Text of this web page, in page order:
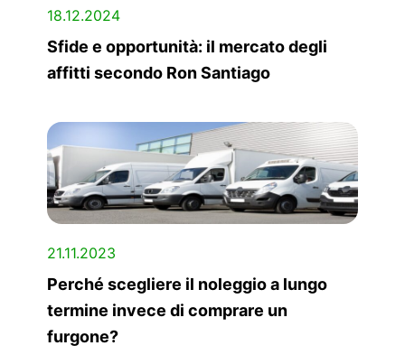
18.12.2024
Sfide e opportunità: il mercato degli
affitti secondo Ron Santiago
21.11.2023
Perché scegliere il noleggio a lungo
termine invece di comprare un
furgone?